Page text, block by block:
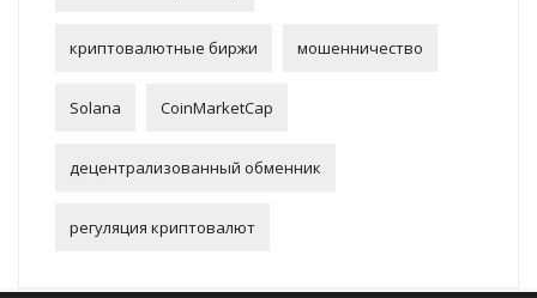
криптовалютные биржи мошенничество
Solana CoinMarketCap
децентрализованный обменник
регуляция криптовалют